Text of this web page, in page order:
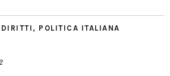
, POLITICA ITALIANA